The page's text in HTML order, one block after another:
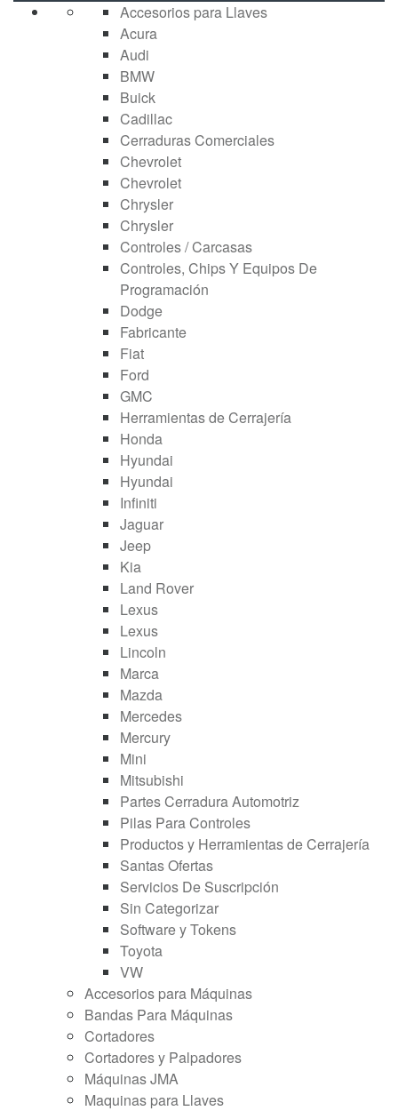
Accesorios para Llaves
Acura
Audi
BMW
Buick
Cadillac
Cerraduras Comerciales
Chevrolet
Chevrolet
Chrysler
Chrysler
Controles / Carcasas
Controles, Chips Y Equipos De
Programación
Dodge
Fabricante
Fiat
Ford
GMC
Herramientas de Cerrajería
Honda
Hyundai
Hyundai
Infiniti
Jaguar
Jeep
Kia
Land Rover
Lexus
Lexus
Lincoln
Marca
Mazda
Mercedes
Mercury
Mini
Mitsubishi
Partes Cerradura Automotriz
Pilas Para Controles
Productos y Herramientas de Cerrajería
Santas Ofertas
Servicios De Suscripción
Sin Categorizar
Software y Tokens
Toyota
VW
Accesorios para Máquinas
Bandas Para Máquinas
Cortadores
Cortadores y Palpadores
Máquinas JMA
Maquinas para Llaves